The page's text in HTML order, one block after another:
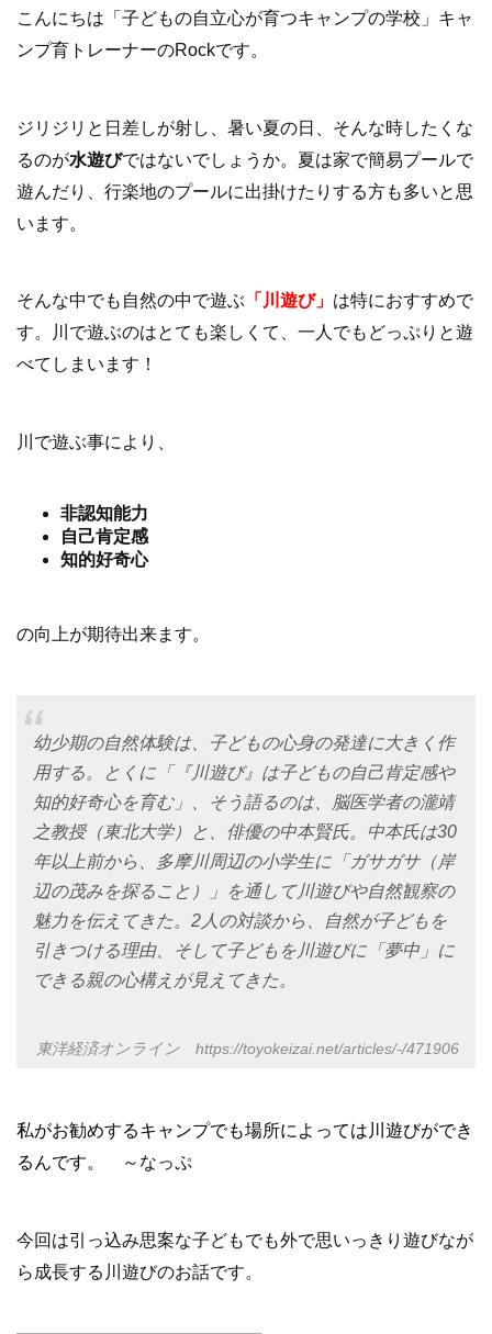
こんにちは「子どもの自立心が育つキャンプの学校」キャ
ンプ育トレーナーのRockです。
ジリジリと日差しが射し、暑い夏の日、そんな時したくな
るのが水遊びではないでしょうか。夏は家で簡易プールで
遊んだり、行楽地のプールに出掛けたりする方も多いと思
います。
そんな中でも自然の中で遊ぶ 「川遊び」 は特におすすめで
す。川で遊ぶのはとても楽しくて、一人でもどっぷりと遊
べてしまいます！
川で遊ぶ事により、
非認知能力
自己肯定感
知的好奇心
の向上が期待出来ます。
幼少期の自然体験は、子どもの心身の発達に大きく作
用する。とくに「『川遊び』は子どもの自己肯定感や
知的好奇心を育む」、そう語るのは、脳医学者の瀧靖
之教授（東北大学）と、俳優の中本賢氏。中本氏は30
年以上前から、多摩川周辺の小学生に「ガサガサ（岸
辺の茂みを探ること）」を通して川遊びや自然観察の
魅力を伝えてきた。2人の対談から、自然が子どもを
引きつける理由、そして子どもを川遊びに「夢中」に
できる親の心構えが見えてきた。
東洋経済オンライン https://toyokeizai.net/articles/-/471906
私がお勧めするキャンプでも場所によっては川遊びができ
るんです。
～なっぷ
今回は引っ込み思案な子どもでも外で思いっきり遊びなが
ら成長する川遊びのお話です。